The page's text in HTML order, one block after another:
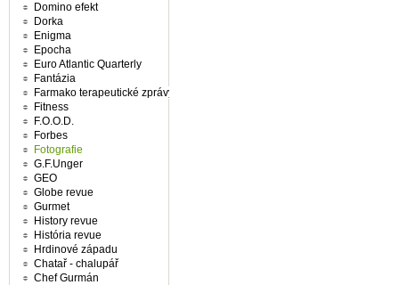
Domino efekt
Dorka
Enigma
Epocha
Euro Atlantic Quarterly
Fantázia
Farmako terapeutické zprávy
Fitness
F.O.O.D.
Forbes
Fotografie
G.F.Unger
GEO
Globe revue
Gurmet
History revue
História revue
Hrdinové západu
Chatař - chalupář
Chef Gurmán